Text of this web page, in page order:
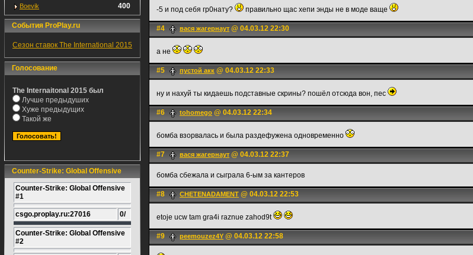
Boevik 400
События ProPlay.ru
Сезон ставок The International 2015
Голосование
The Internaitonal 2015 был
Лучше предыдуших
Хуже предыдущих
Такой же
Counter-Strike: Global Offensive
Counter-Strike: Global Offensive
#1
csgo.proplay.ru:27016 0/
Counter-Strike: Global Offensive
#2
-5 и под себя гр0нату? правильно щас хепи энды не в моде ваще
#4 вася жагернаут @ 04.03.12 22:30
а не
#5 пустой акк @ 04.03.12 22:33
ну и нахуй ты кидаешь подставные скрины? пошёл отсюда вон, пес
#6 tohomego @ 04.03.12 22:34
бомба взорвалась и была раздефужена одновременно
#7 вася жагернаут @ 04.03.12 22:37
бомба сбежала и сыграла 6-ым за кантеров
#8 CHETENADAMENT @ 04.03.12 22:53
etoje ucw tam gra4i raznue zahod9t
#9 peemouzez4Y @ 04.03.12 22:58